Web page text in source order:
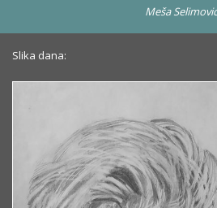
Meša Selimović
Slika dana: